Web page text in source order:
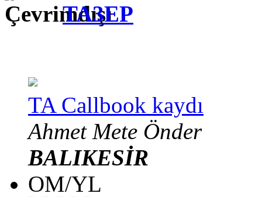
TA3EP
TA Callbook kaydı
Ahmet Mete Önder
BALIKESİR
OM/YL